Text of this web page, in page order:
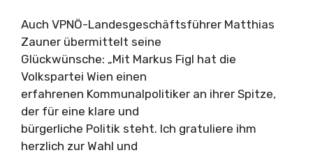
Auch VPNÖ-Landesgeschäftsführer Matthias
Zauner übermittelt seine
Glückwünsche: „Mit Markus Figl hat die
Volkspartei Wien einen
erfahrenen Kommunalpolitiker an ihrer Spitze,
der für eine klare und
bürgerliche Politik steht. Ich gratuliere ihm
herzlich zur Wahl und